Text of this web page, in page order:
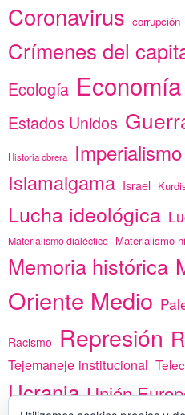
Coronavirus corrupción
Crímenes del
Ecología
Estados Unidos
Historia obrera Imperialismo
Islamalgama Israel
Lucha ideológica
Materialismo dialéctico Materialismo
Memoria histórica
Oriente Medio
Racismo Represión
Tejemaneje institucional
Ucrania Unión